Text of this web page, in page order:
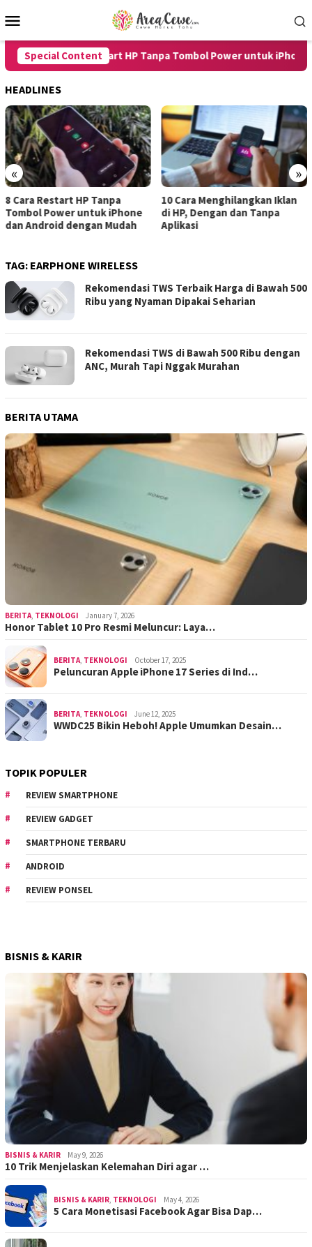
to
Menu
Special Content
8 Cara Restart HP Tanpa Tombol Power untuk iPhone
HEADLINES
« »
10 Cara Menghilangkan Iklan
di HP, Dengan dan Tanpa
Aplikasi
7 Cara Merekam Suara di HP
untuk Android dan iPhone
dengan Hasil Jernih
TAG: EARPHONE WIRELESS
Rekomendasi TWS Terbaik Harga di Bawah 500
Ribu yang Nyaman Dipakai Seharian
Rekomendasi TWS di Bawah 500 Ribu dengan
ANC, Murah Tapi Nggak Murahan
BERITA UTAMA
BERITA TEKNOLOGI January 7, 2026
Honor Tablet 10 Pro Resmi Meluncur: Laya…
BERITA TEKNOLOGI October 17, 2025
Peluncuran Apple iPhone 17 Series di Ind…
BERITA TEKNOLOGI June 12, 2025
WWDC25 Bikin Heboh! Apple Umumkan Desain…
TOPIK POPULER
REVIEW SMARTPHONE
REVIEW GADGET
SMARTPHONE TERBARU
ANDROID
REVIEW PONSEL
BISNIS & KARIR
BISNIS & KARIR May 9, 2026
10 Trik Menjelaskan Kelemahan Diri agar …
BISNIS & KARIR TEKNOLOGI May 4, 2026
5 Cara Monetisasi Facebook Agar Bisa Dap…